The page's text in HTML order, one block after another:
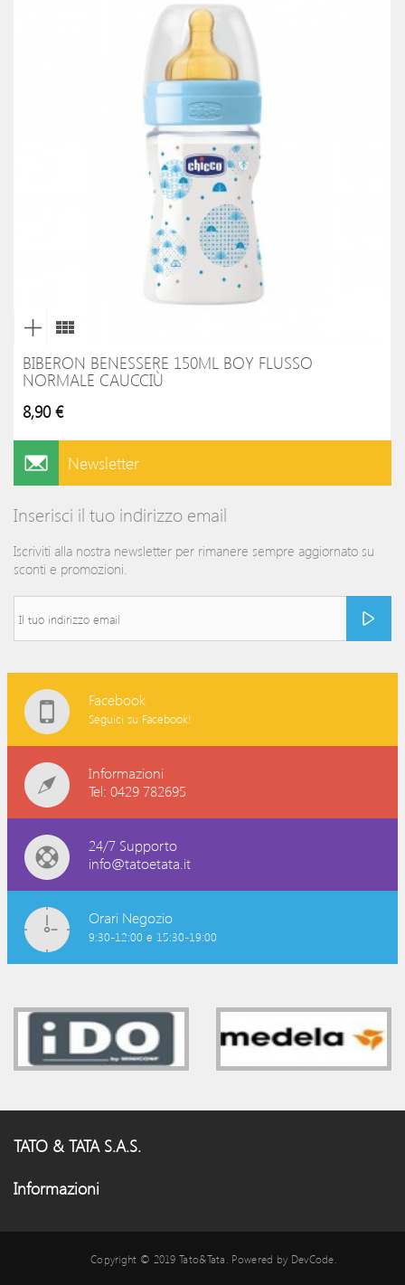
BIBERON BENESSERE 150ML BOY FLUSSO
NORMALE CAUCCIÙ
8,90 €
Newsletter
Inserisci il tuo indirizzo email
Iscriviti alla nostra newsletter per rimanere sempre aggiornato su
sconti e promozioni.
Facebook
Seguici su Facebook!
Informazioni
Tel: 0429 782695
24/7 Supporto
info@tatoetata.it
Orari Negozio
9:30-12:00 e 15:30-19:00
TATO & TATA S.A.S.
Informazioni
Copyright © 2019 Tato&Tata. Powered by DevCode.